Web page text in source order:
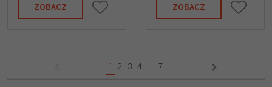
ZOBACZ ZOBACZ
1 2 3 4 7